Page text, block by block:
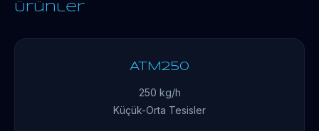
Ürünler
ATM250
250 kg/h
Küçük-Orta Tesisler